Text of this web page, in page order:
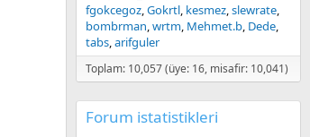
fgokcegoz Gokrtl kesmez slewrate
bombrman wrtm Mehmet.b Dede
tabs arifguler
Toplam: 10,057 (üye: 16, misafir: 10,041)
Forum istatistikleri